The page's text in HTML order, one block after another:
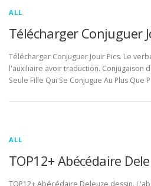
ALL
Télécharger Conjuguer
Télécharger Conjuguer Jouir Pics. Le
l'auxiliaire avoir traduction. Conjugaison
Seule Fille Qui Se Conjugue Au Plus Que
ALL
TOP12+ Abécédaire
TOP12+ Abécédaire Deleuze dessin.